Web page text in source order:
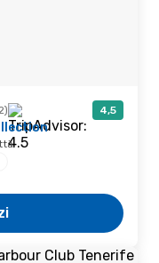
4,5